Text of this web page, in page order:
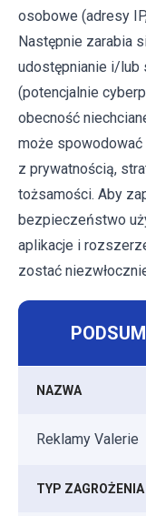
osobowe (adresy
Następnie zarabia
udostępnianie i/lub
(potencjalnie
obecność
może
z prywatnością,
tożsamości. Aby
bezpieczeństwo
aplikacje i
zostać
NAZWA
Reklamy Valerie
TYP ZAGROŻENIA